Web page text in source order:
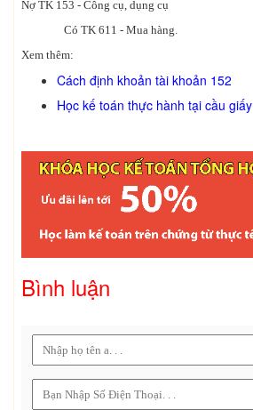
Nợ TK 153 - Công cụ, dụng cụ
Có TK 611 - Mua hàng.
Xem thêm:
Cách định khoản tài khoản 152
Học kế toán thực hành tại cầu giấy
Bình luận